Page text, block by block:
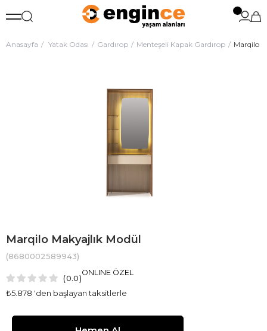
Anasayfa Yatak Odası Gardırop Menteşeli Kapak Gardırop Marqilo
Marqilo Makyajlık Modül
(8680002589943)
0.0
₺5.878 'den başlayan taksitlerle
ONLINE ÖZEL